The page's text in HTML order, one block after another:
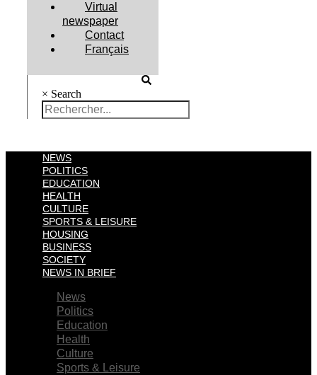
Virtual
newspaper
Contact
Français
× Search
NEWS
POLITICS
EDUCATION
HEALTH
CULTURE
SPORTS & LEISURE
HOUSING
BUSINESS
SOCIETY
NEWS IN BRIEF
News
Politics
Education
Health
Culture
Sports & Leisure